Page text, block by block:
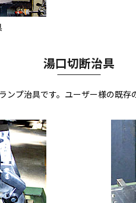
湯口切断治具
プ治具です。ユーザー様の既存